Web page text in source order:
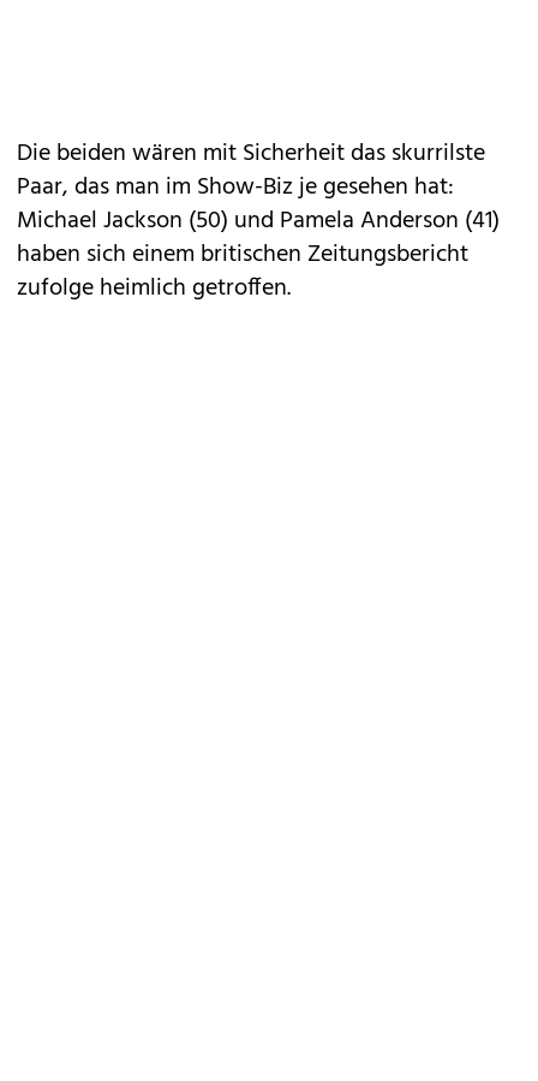
Die beiden wären mit Sicherheit das skurrilste
Paar, das man im Show-Biz je gesehen hat:
Michael Jackson (50) und Pamela Anderson (41)
haben sich einem britischen Zeitungsbericht
zufolge heimlich getroffen.